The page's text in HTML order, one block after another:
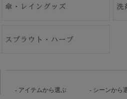
アイテムから選ぶ シーンから